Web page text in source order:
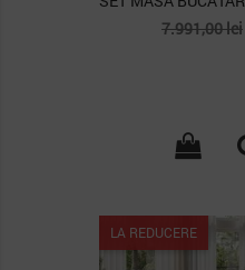
Pret
7.991,00 lei
LA REDUCERE